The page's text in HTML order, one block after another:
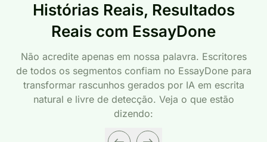
Histórias Reais, Resultados
Reais com EssayDone
Não acredite apenas em nossa palavra. Escritores
de todos os segmentos confiam no EssayDone para
transformar rascunhos gerados por IA em escrita
natural e livre de detecção. Veja o que estão
dizendo: